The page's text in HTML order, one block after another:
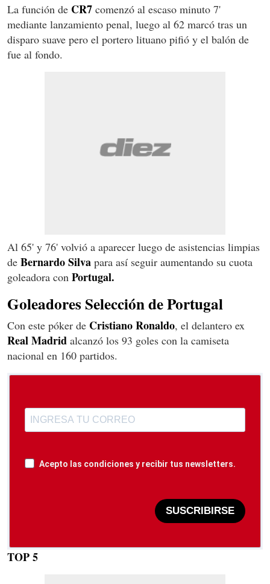
La función de CR7 comenzó al escaso minuto 7'
mediante lanzamiento penal, luego al 62 marcó tras un
disparo suave pero el portero lituano pifió y el balón de
fue al fondo.
Al 65' y 76' volvió a aparecer luego de asistencias limpias
de Bernardo Silva para así seguir aumentando su cuota
goleadora con Portugal.
Goleadores Selección de Portugal
Con este póker de Cristiano Ronaldo, el delantero ex
Real Madrid alcanzó los 93 goles con la camiseta
nacional en 160 partidos.
Acepto las condiciones y recibir tus newsletters.
SUSCRIBIRSE
TOP 5